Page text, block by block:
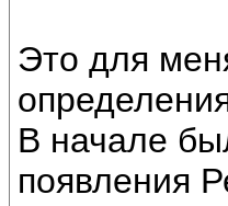
Это для
В начале
появления